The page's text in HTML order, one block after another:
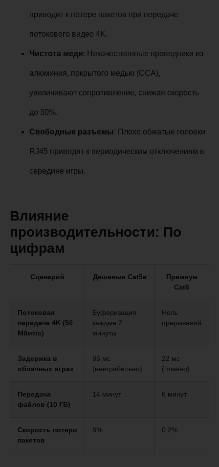
приводит к потере пакетов при передаче
потокового видео 4K.
Чистота меди: Некачественные проводники из
алюминия, покрытого медью (CCA),
увеличивают сопротивление, снижая скорость
до 30%.
Свободные разъемы: Плохо обжатые головки
RJ45 приводят к периодическим отключениям в
середине игры.
Влияние
производительности: По
цифрам
Сценарий Дешевые Cat5e
Премиум
Cat6
Потоковая
передача 4K (50
Мбит/с)
Буферизация
каждые 2
минуты
Ноль
прерываний
Задержка в
облачных играх
85 мс
(неиграбельно)
22 мс
(плавно)
Передача
файлов (10 ГБ)
14 минут 6 минут
Скорость потери
пакетов
8% 0.2%